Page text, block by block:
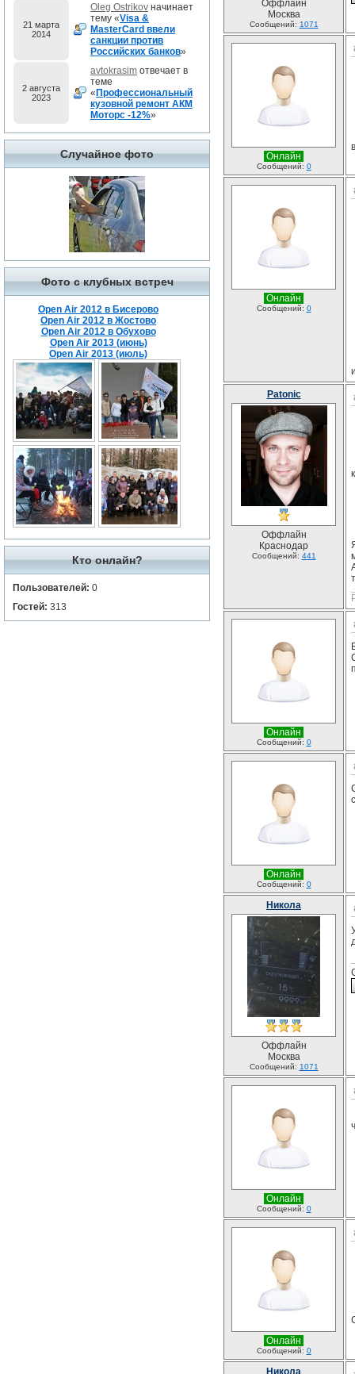
21 марта
2014
Oleg Ostrikov начинает
тему «Visa &
MasterCard ввели
санкции против
Российских банков»
2 августа
2023
avtokrasim отвечает в
теме
« Профессиональный
кузовной ремонт АКМ
Моторс -12%»
Случайное фото
Фото с клубных встреч
Open Air 2012 в Бисерово
Open Air 2012 в Жостово
Open Air 2012 в Обухово
Open Air 2013 (июнь)
Open Air 2013 (июль)
Кто онлайн?
Пользователей: 0
Гостей: 313
Оффлайн
Москва
Сообщений: 1071
Онлайн
Сообщений: 0
Онлайн
Сообщений: 0
Patonic
Оффлайн
Краснодар
Сообщений: 441
Онлайн
Сообщений: 0
Онлайн
Сообщений: 0
Никола
Оффлайн
Москва
Сообщений: 1071
Онлайн
Сообщений: 0
Онлайн
Сообщений: 0
Никола